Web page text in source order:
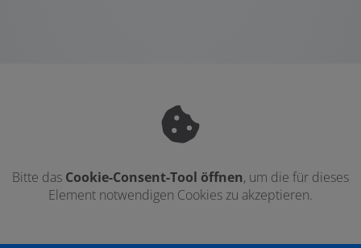
Bitte das Cookie-Consent-Tool öffnen, um die für dieses
Element notwendigen Cookies zu akzeptieren.